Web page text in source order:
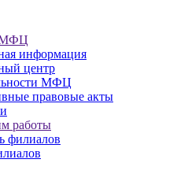
МФЦ
информация
центр
МФЦ
правовые акты
работы
филиалов